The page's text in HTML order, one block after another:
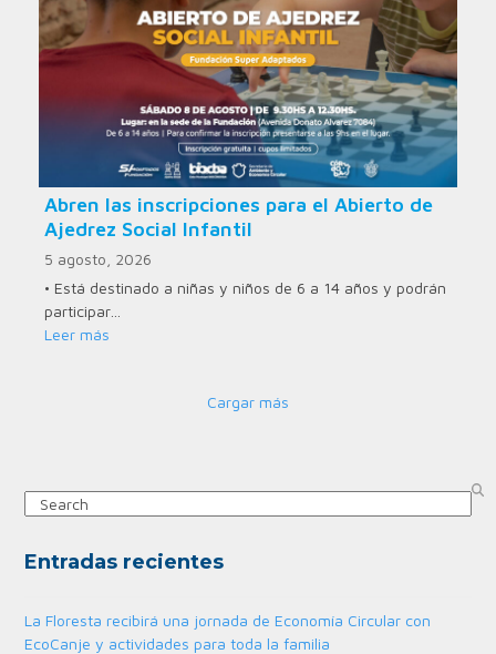
Abren las inscripciones para el Abierto de
Ajedrez Social Infantil
5 agosto, 2026
• Está destinado a niñas y niños de 6 a 14 años y podrán
participar…
Leer más
Cargar más
Search
Entradas recientes
La Floresta recibirá una jornada de Economía Circular con
EcoCanje y actividades para toda la familia